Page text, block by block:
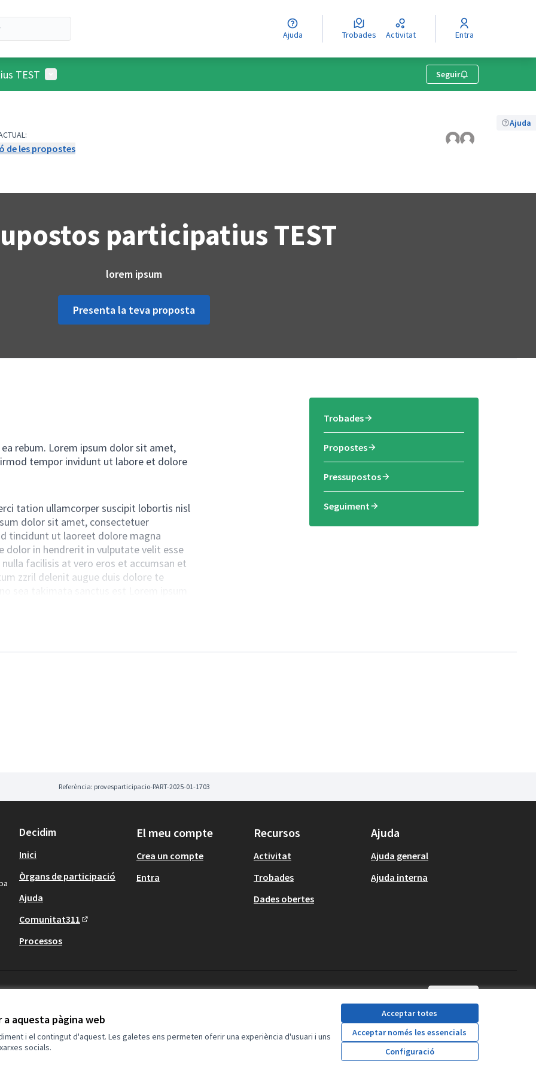
aquesta pàgina web
i el contingut d'aquest. Les galetes ens permeten oferir una experiència d'usuari i uns
socials.
Acceptar totes
Acceptar només les essencials
Configuració
Ajuda Trobades Activitat Entra
TEST Menú d'usuari Seguir
Ajuda
de les propostes
participatius TEST
lorem ipsum
Presenta la teva proposta
rebum. Lorem ipsum dolor sit amet,
tempor invidunt ut labore et dolore
tation ullamcorper suscipit lobortis nisl
dolor sit amet, consectetuer
tincidunt ut laoreet dolore magna
dolor in hendrerit in vulputate velit esse
facilisis at vero eros et accumsan et
zzril delenit augue duis dolore te
Trobades
Propostes
Pressupostos
Seguiment
Referència: provesparticipacio-PART-2025-01-1703
Decidim
Inici
Òrgans de participació
Ajuda
Comunitat311
Processos
El meu compte
Crea un compte
Entra
Recursos
Activitat
Trobades
Dades obertes
Ajuda
Ajuda general
Ajuda interna
Amb llicència Creative
(Enllaç extern)